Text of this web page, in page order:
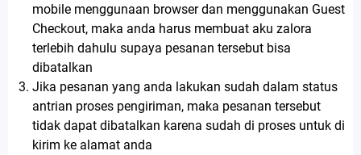
mobile menggunaan browser dan menggunakan Guest
Checkout, maka anda harus membuat aku zalora
terlebih dahulu supaya pesanan tersebut bisa
dibatalkan
Jika pesanan yang anda lakukan sudah dalam status
antrian proses pengiriman, maka pesanan tersebut
tidak dapat dibatalkan karena sudah di proses untuk di
kirim ke alamat anda